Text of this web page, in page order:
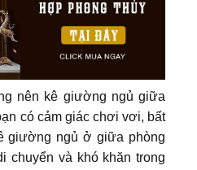
nên kê giường ngủ giữa
có cảm giác chơi vơi, bất
giường ngủ ở giữa phòng
chuyển và khó khăn trong